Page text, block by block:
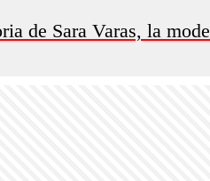
de Sara Varas, la